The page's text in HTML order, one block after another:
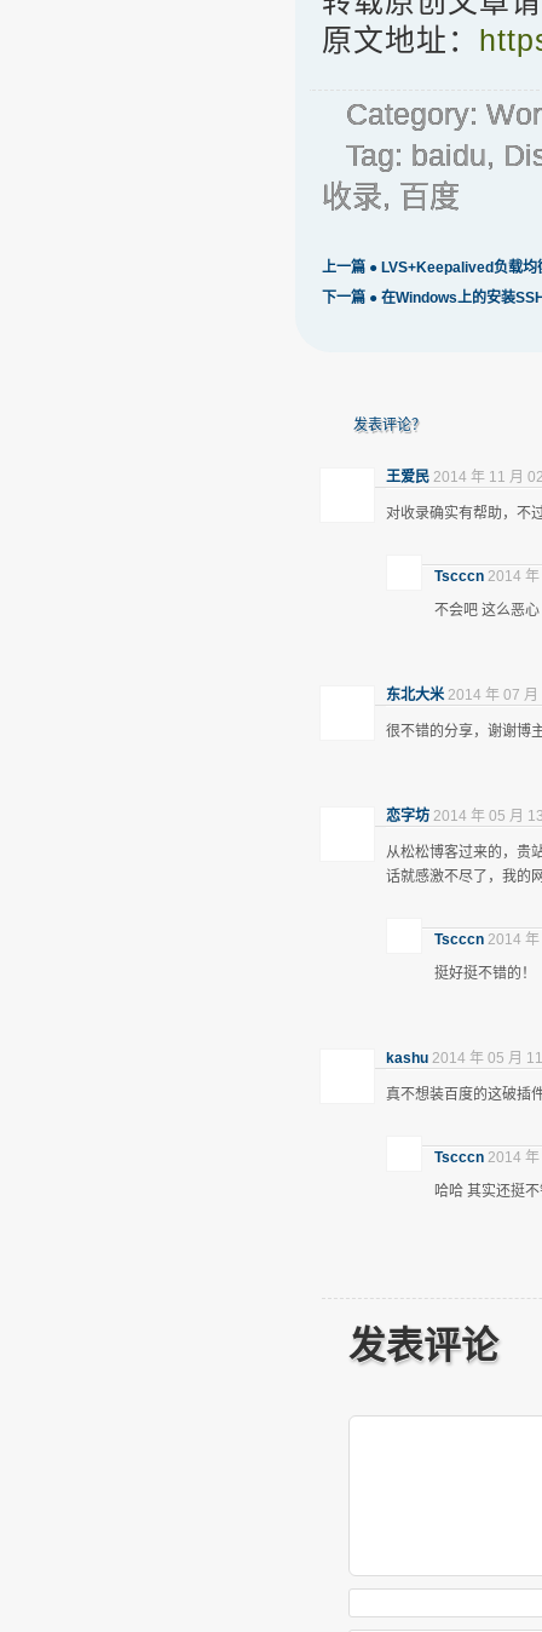
原文地址：
Category:
Tag: baidu,
收录, 百度
上一篇 ● LVS+Keepalived负载均
下一篇 ● 在Windows上的安装
发表评论？
王爱民 2014 年 11 月
对收录确实有帮助，不
Tscccn 2014
不会吧 这么恶
东北大米 2014 年 07
很不错的分享，谢谢博
恋字坊 2014 年 05 月
从松松博客过来的，贵
话就感激不尽了，我的
Tscccn 2014
挺好挺不错的！
kashu 2014 年 05 月
真不想装百度的这破插
Tscccn 2014
哈哈 其实还挺
发表评论